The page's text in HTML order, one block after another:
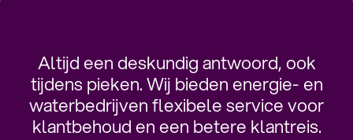
Altijd een deskundig antwoord, ook
tijdens pieken. Wij bieden energie- en
waterbedrijven flexibele service voor
klantbehoud en een betere klantreis.